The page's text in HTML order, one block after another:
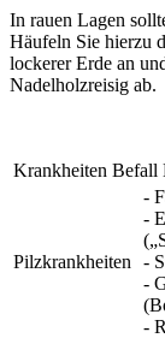
In rauen Lagen
Häufeln Sie hierzu
lockerer Erde an
Nadelholzreisig ab.
Krankheiten Befall
Pilzkrankheiten
-
-
-
-
-